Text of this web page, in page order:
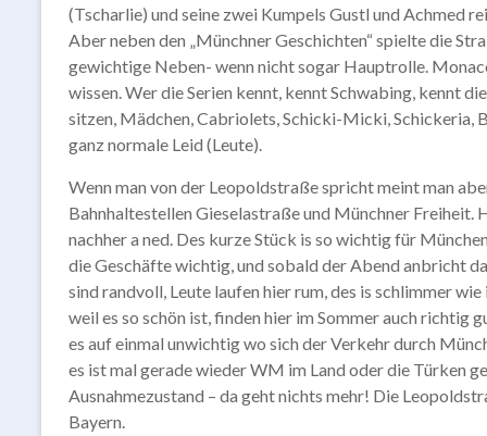
(Tscharlie) und seine zwei Kumpels Gustl und Achmed
Aber neben den „Münchner Geschichten“ spielte die
gewichtige Neben- wenn nicht sogar Hauptrolle.
wissen. Wer die Serien kennt, kennt Schwabing, kennt
sitzen, Mädchen, Cabriolets, Schicki-Micki, Schickeria,
ganz normale Leid (Leute).
Wenn man von der Leopoldstraße spricht meint man
Bahnhaltestellen Gieselastraße und Münchner Freiheit.
nachher a ned. Des kurze Stück is so wichtig für
die Geschäfte wichtig, und sobald der Abend anbricht
sind randvoll, Leute laufen hier rum, des is schlimmer
weil es so schön ist, finden hier im Sommer auch richtig
es auf einmal unwichtig wo sich der Verkehr durch
es ist mal gerade wieder WM im Land oder die Türken
Ausnahmezustand – da geht nichts mehr! Die
Bayern.